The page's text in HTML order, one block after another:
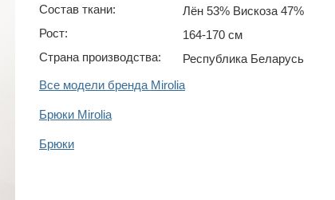
Состав ткани:
Лён 53% Вискоза 47%
Рост:
164-170 см
Страна производства:
Республика Беларусь
Все модели бренда Mirolia
Брюки Mirolia
Брюки